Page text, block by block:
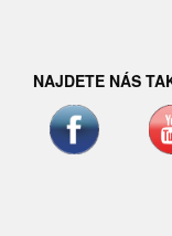
NAJDETE NÁS